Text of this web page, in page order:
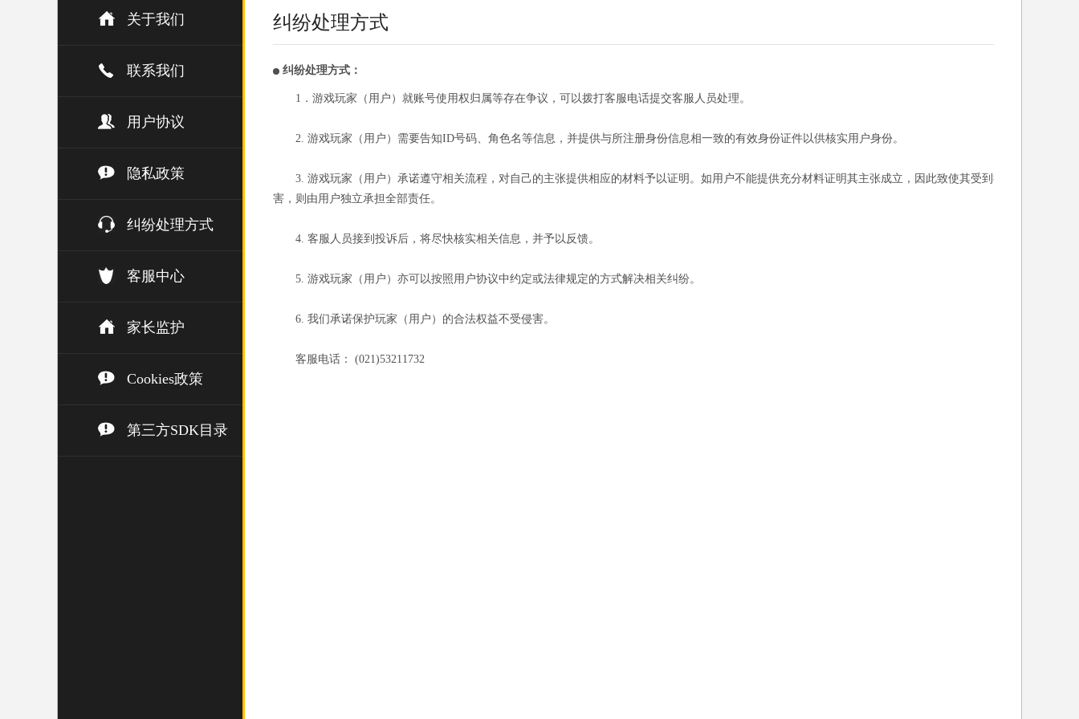
关于我们
联系我们
用户协议
隐私政策
纠纷处理方式
客服中心
家长监护
Cookies政策
第三方SDK目录
纠纷处理方式
纠纷处理方式：
1．游戏玩家（用户）就账号使用权归属等存在争议，可以拨打客服电话提交客服人员处理。
2. 游戏玩家（用户）需要告知ID号码、角色名等信息，并提供与所注册身份信息相一致的有效身份证件以供核实用户身份。
3. 游戏玩家（用户）承诺遵守相关流程，对自己的主张提供相应的材料予以证明。如用户不能提供充分材料证明其主张成立，因此致使其受到损
害，则由用户独立承担全部责任。
4. 客服人员接到投诉后，将尽快核实相关信息，并予以反馈。
5. 游戏玩家（用户）亦可以按照用户协议中约定或法律规定的方式解决相关纠纷。
6. 我们承诺保护玩家（用户）的合法权益不受侵害。
客服电话： (021)53211732